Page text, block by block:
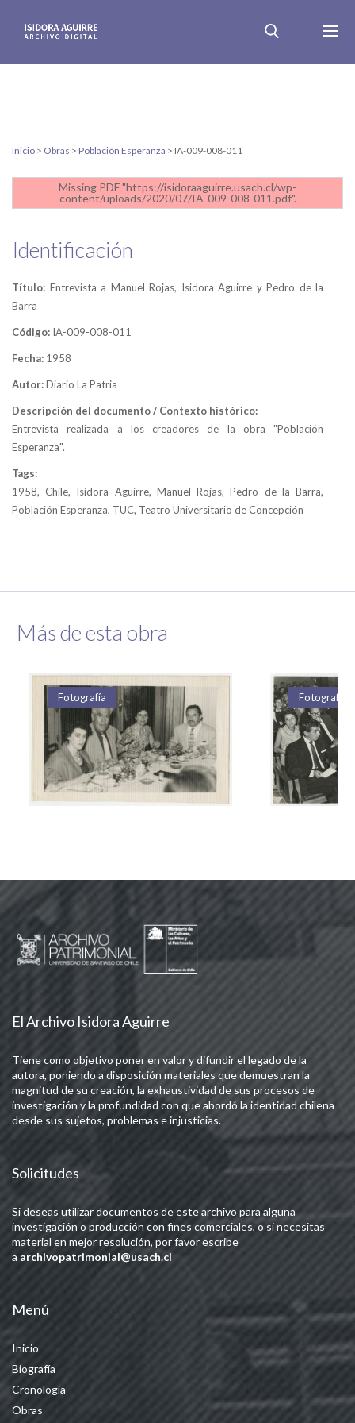
Inicio > Obras > Población Esperanza > IA-009-008-011
Missing PDF "https://isidoraaguirre.usach.cl/wp-
content/uploads/2020/07/IA-009-008-011.pdf".
Identificación
Título: Entrevista a Manuel Rojas, Isidora Aguirre y Pedro de la
Barra
Código: IA-009-008-011
Fecha: 1958
Autor:Diario La Patria
Descripción del documento / Contexto histórico:
Entrevista realizada a los creadores de la obra "Población
Esperanza".
Tags:
1958, Chile, Isidora Aguirre, Manuel Rojas, Pedro de la Barra,
Población Esperanza, TUC, Teatro Universitario de Concepción
Más de esta obra
Fotografía
Fotografía
Fotografía
Fotografía Fotografía
Fotografía
Fotografía
Fotografía
Fotografía
Fotografía
El Archivo Isidora Aguirre
Tiene como objetivo poner en valor y difundir el legado de la
autora, poniendo a disposición materiales que demuestran la
magnitud de su creación, la exhaustividad de sus procesos de
investigación y la profundidad con que abordó la identidad chilena
desde sus sujetos, problemas e injusticias.
Solicitudes
Si deseas utilizar documentos de este archivo para alguna
investigación o producción con fines comerciales, o si necesitas
material en mejor resolución, por favor escribe
a archivopatrimonial@usach.cl
Menú
Inicio
Biografía
Cronología
Obras